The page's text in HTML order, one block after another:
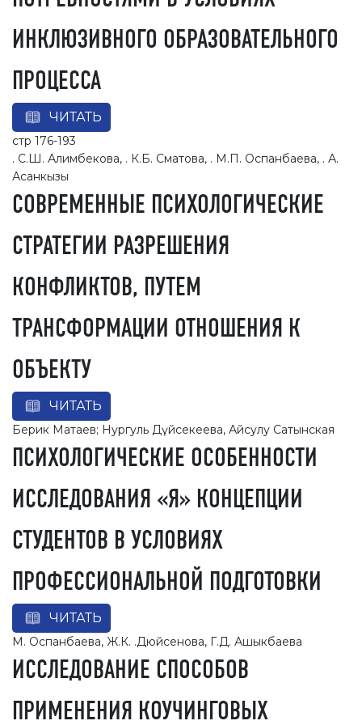
ИНКЛЮЗИВНОГО ОБРАЗОВАТЕЛЬНОГО
ПРОЦЕССА
ЧИТАТЬ
стр 176-193
. С.Ш. Алимбекова, . К.Б. Сматова, . М.П. Оспанбаева, . А.
Асанкызы
СОВРЕМЕННЫЕ ПСИХОЛОГИЧЕСКИЕ
СТРАТЕГИИ РАЗРЕШЕНИЯ
КОНФЛИКТОВ, ПУТЕМ
ТРАНСФОРМАЦИИ ОТНОШЕНИЯ К
ОБЪЕКТУ
ЧИТАТЬ
Берик Матаев; Нургуль Дүйсекеева, Айсулу Сатынская
ПСИХОЛОГИЧЕСКИЕ ОСОБЕННОСТИ
ИССЛЕДОВАНИЯ «Я» КОНЦЕПЦИИ
СТУДЕНТОВ В УСЛОВИЯХ
ПРОФЕССИОНАЛЬНОЙ ПОДГОТОВКИ
ЧИТАТЬ
М. Оспанбаева, Ж.К. .Дюйсенова, Г.Д. Ашыкбаева
ИССЛЕДОВАНИЕ СПОСОБОВ
ПРИМЕНЕНИЯ КОУЧИНГОВЫХ